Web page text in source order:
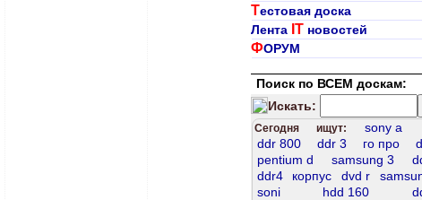
Тестовая доска
Лента ITновостей
ФОРУМ
Поиск по ВСЕМ доскам:
Искать:
Сегодня ищут: sony a
ddr 800
ddr 3 го про
pentium d
samsung 3
ddr4
корпус dvd r
soni
hdd 160